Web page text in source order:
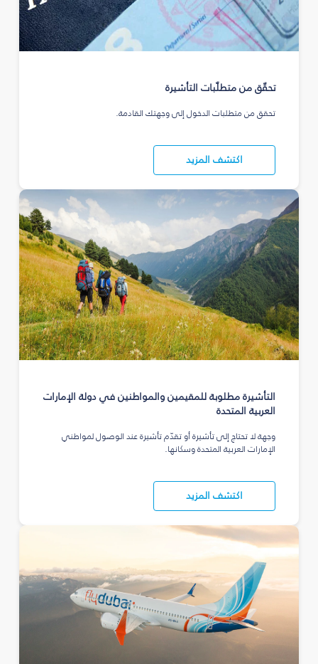
تحقّق من متطلّبات التأشيرة
تحقق من متطلبات الدخول إلى وجهتك القادمة.
اكتشف المزيد
التأشيرة مطلوبة للمقيمين والمواطنين في دولة الإمارات
العربية المتحدة
وجهة لا تحتاج إلى تأشيرة أو تقدّم تأشيرة عند الوصول لمواطني
الإمارات العربية المتحدة وسكانها.
اكتشف المزيد